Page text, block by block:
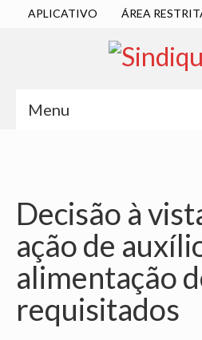
APLICATIVO ÁREA
Menu
DIRETORIA
ESTATUTO
ATAS
LOCALIZAÇÃO
Decisão à
ação de
alimentação
requisitados